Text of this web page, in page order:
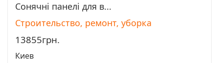
Просмотреть
Сонячні панелі для в...
Строительство, ремонт, уборка
13855грн.
Киев